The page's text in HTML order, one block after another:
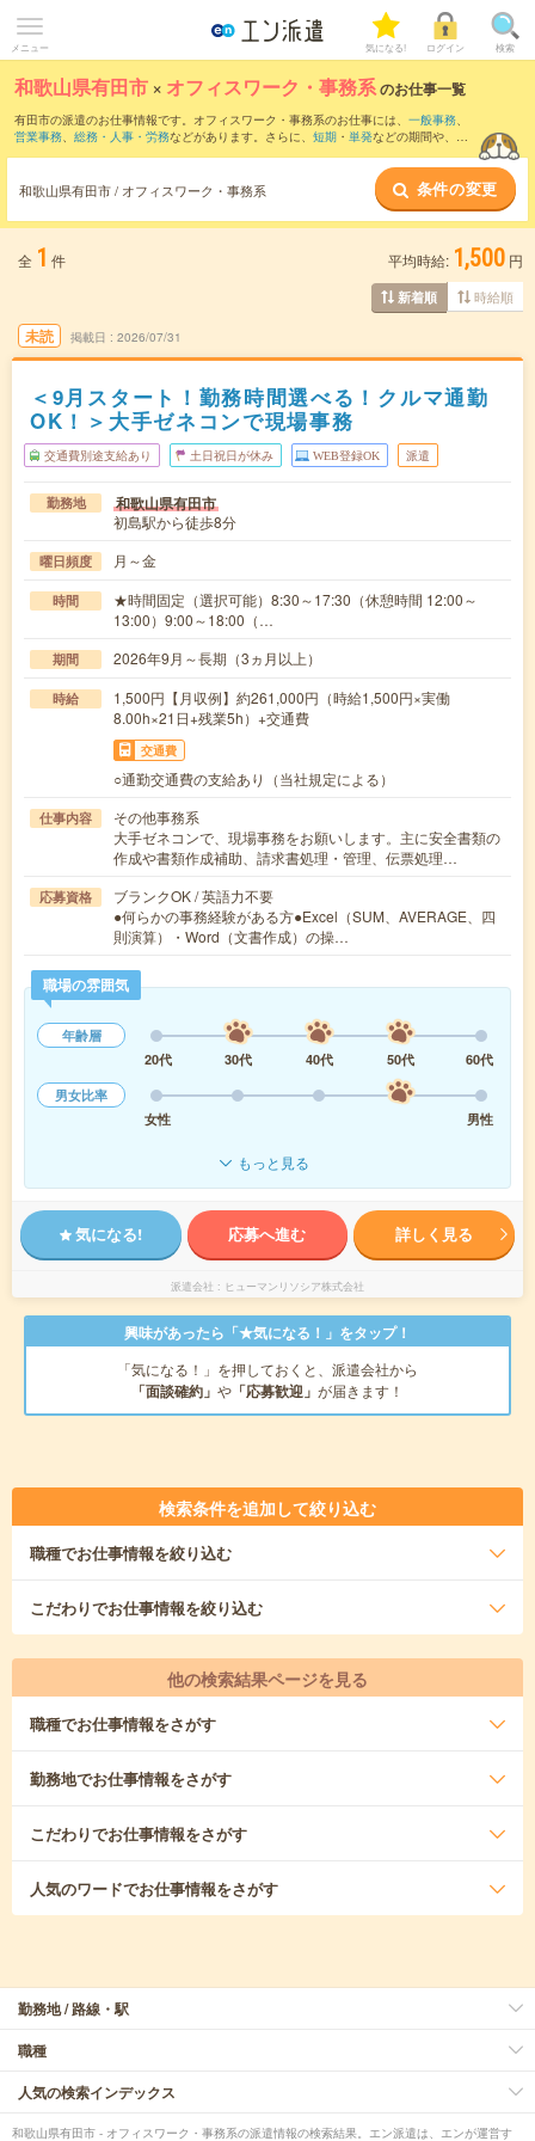
メニュー 気になる! ログイン 検索
和歌山県有田市 × オフィスワーク・事務系のお仕事一覧
有田市の派遣のお仕事情報です。オフィスワーク・事務系のお仕事には、 一般事務、
営業事務、 総務・人事・労務などがあります。さらに、 短期 ・ 単発などの期間や、 職
和歌山県有田市 / オフィスワーク・事務系 条件の変更
全 1 件 平均時給: 1,500 円
新着順 時給順
未読 掲載日 2026/07/31
＜9月スタート！勤務時間選べる！クルマ通勤
OK！＞大手ゼネコンで現場事務
交通費別途支給あり 土日祝日が休み WEB登録OK 派遣
勤務地 和歌山県有田市
初島駅から徒歩8分
曜日頻度 月～金
時間
★時間固定（選択可能）8:30～17:30（休憩時間 12:00～
13:00）9:00～18:00（…
期間 2026年9月～長期（3ヵ月以上）
時給
1,500円【月収例】約261,000円（時給1,500円×実働
8.00h×21日+残業5h）+交通費
交通費
○通勤交通費の支給あり（当社規定による）
仕事内容
その他事務系
大手ゼネコンで、現場事務をお願いします。主に安全書類の
作成や書類作成補助、請求書処理・管理、伝票処理…
応募資格
ブランクOK / 英語力不要
●何らかの事務経験がある方●Excel（SUM、AVERAGE、四
則演算）・Word（文書作成）の操…
職場の雰囲気
年齢層
20代
30代 40代 50代
60代
男女比率
女性
男性
もっと見る
気になる! 応募へ進む 詳しく見る
派遣会社 ヒューマンリソシア株式会社
興味があったら「★気になる！」をタップ！
「気になる！」を押しておくと、派遣会社から
「面談確約」 や 「応募歓迎」 が届きます！
検索条件を追加して絞り込む
職種でお仕事情報を絞り込む
こだわりでお仕事情報を絞り込む
他の検索結果ページを見る
職種でお仕事情報をさがす
勤務地でお仕事情報をさがす
こだわりでお仕事情報をさがす
人気のワードでお仕事情報をさがす
勤務地 / 路線・駅
職種
人気の検索インデックス
和歌山県有田市 - オフィスワーク・事務系の派遣情報の検索結果。エン派遣は、エンが運営す